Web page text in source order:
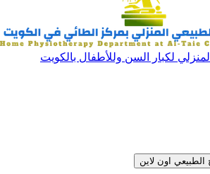
لكبار السن وللأطفال بالكويت
اون لاين